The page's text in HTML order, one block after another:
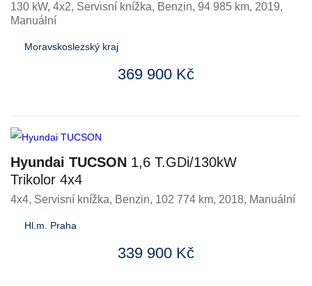
130 kW, 4x2, Servisní knížka, Benzin, 94 985 km, 2019,
Manuální
Moravskoslezský kraj
369 900 Kč
Hyundai TUCSON 1,6 T.GDi/130kW
Trikolor 4x4
4x4, Servisní knížka, Benzin, 102 774 km, 2018, Manuální
Hl.m. Praha
339 900 Kč